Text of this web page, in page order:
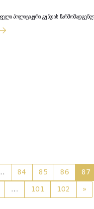
პოლიტიკური გუნდის
84 85 86
87
... 101 102 »